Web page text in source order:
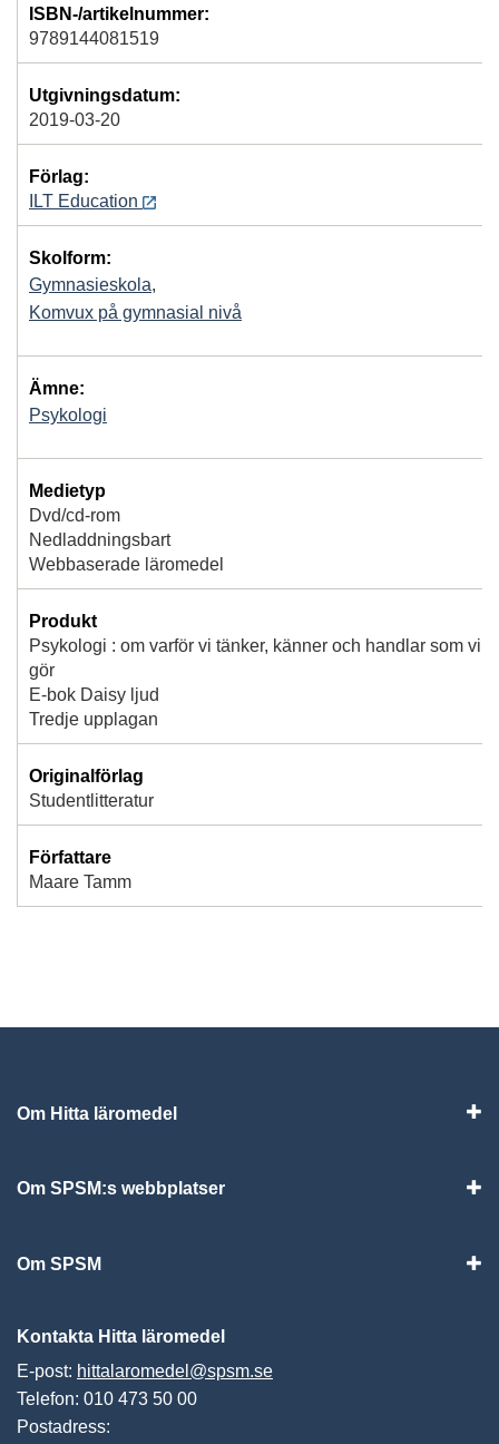
ISBN-/artikelnummer:
9789144081519
Utgivningsdatum:
2019-03-20
Förlag:
ILT Education
Skolform:
Gymnasieskola,
Komvux på gymnasial nivå
Ämne:
Psykologi
Medietyp
Dvd/cd-rom
Nedladdningsbart
Webbaserade läromedel
Produkt
Psykologi : om varför vi tänker, känner och handlar som vi
gör
E-bok Daisy ljud
Tredje upplagan
Originalförlag
Studentlitteratur
Författare
Maare Tamm
Om Hitta läromedel
Om SPSM:s webbplatser
Om SPSM
Kontakta Hitta läromedel
E-post: hittalaromedel@spsm.se
Telefon: 010 473 50 00
Postadress: